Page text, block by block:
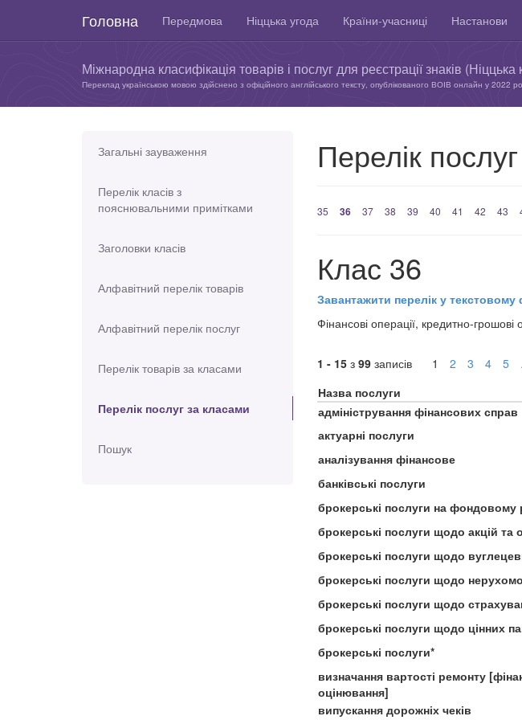
Головна Передмова Ніццька угода Країни-учасниці Настанови
Міжнародна класифікація товарів і послуг для реєстрації знаків (Ніццька
Переклад українською мовою здійснено з офіційного англійського тексту, опублікованого ВОІВ онлайн у 2022
Загальні зауваження
Перелік класів з
пояснювальними примітками
Заголовки класів
Алфавітний перелік товарів
Алфавітний перелік послуг
Перелік товарів за класами
Перелік послуг за класами
Пошук
Перелік
35 36 37 38 39 40 41 42 43
Клас 36
Завантажити перелік у текстовому
Фінансові операції, кредитно-
1 - 15з 99записів 1 2 3 4 5
Назва послуги
адміністрування фінансових справ
актуарні послуги
аналізування фінансове
банківські послуги
брокерські послуги на фондовому
брокерські послуги щодо акцій та
брокерські послуги щодо
брокерські послуги щодо
брокерські послуги щодо
брокерські послуги щодо цінних
брокерські послуги*
визначання вартості ремонту
оцінювання]
випускання дорожніх чеків